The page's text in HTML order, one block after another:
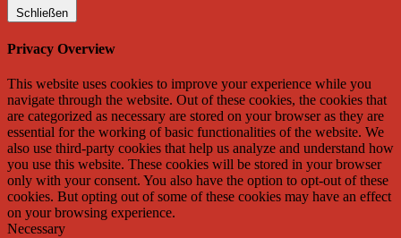
Schließen
Privacy Overview
This website uses cookies to improve your experience while you
navigate through the website. Out of these cookies, the cookies that
are categorized as necessary are stored on your browser as they are
essential for the working of basic functionalities of the website. We
also use third-party cookies that help us analyze and understand how
you use this website. These cookies will be stored in your browser
only with your consent. You also have the option to opt-out of these
cookies. But opting out of some of these cookies may have an effect
on your browsing experience.
Necessary